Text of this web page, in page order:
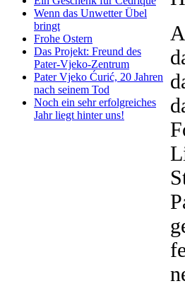
Wenn das Unwetter Übel
bringt
Frohe Ostern
Das Projekt: Freund des
Pater-Vjeko-Zentrum
Pater Vjeko Ćurić, 20 Jahren
nach seinem Tod
Noch ein sehr erfolgreiches
Jahr liegt hinter uns!